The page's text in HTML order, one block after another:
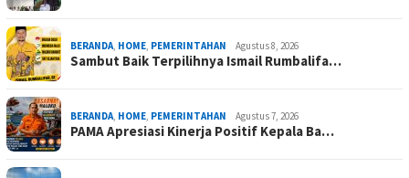
BERANDA HOME PEMERINTAHAN Agustus 8, 2026
Sambut Baik Terpilihnya Ismail Rumbalifa…
BERANDA HOME PEMERINTAHAN Agustus 7, 2026
PAMA Apresiasi Kinerja Positif Kepala Ba…